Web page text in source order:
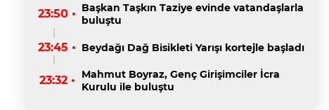
23:50 • Başkan Taşkın Taziye evinde vatandaşlarla
buluştu
23:45 • Beydağı Dağ Bisikleti Yarışı kortejle başladı
23:32 •
Mahmut Boyraz, Genç Girişimciler İcra
Kurulu ile buluştu